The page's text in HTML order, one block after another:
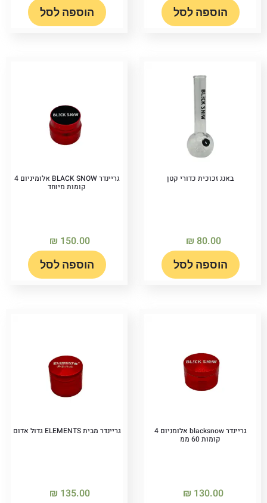
הוספה לסל הוספה לסל
באנג זכוכית כדורי קטן
₪ 80.00
הוספה לסל
גריינדר BLACK SNOW אלומיניום 4
קומות מיוחד
₪ 150.00
הוספה לסל
גריינדר blacksnow אלומניום 4
קומות 60 ממ
₪ 130.00
גריינדר מבית ELEMENTS גדול אדום
₪ 135.00